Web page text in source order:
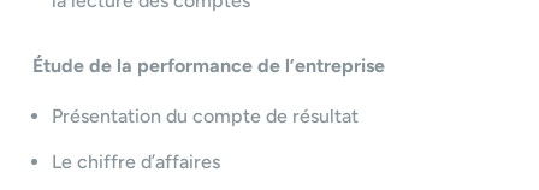
Étude de la performance de l’entreprise
Présentation du compte de résultat
Le chiffre d’affaires